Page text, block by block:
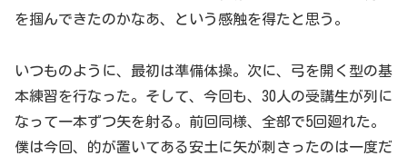
を掴んできたのかなあ、という感触を得たと思う。
いつものように、最初は準備体操。次に、弓を開く型の基
本練習を行なった。そして、今回も、30人の受講生が列に
なって一本ずつ矢を射る。前回同様、全部で5回廻れた。
僕は今回、的が置いてある安土に矢が刺さったのは一度だ